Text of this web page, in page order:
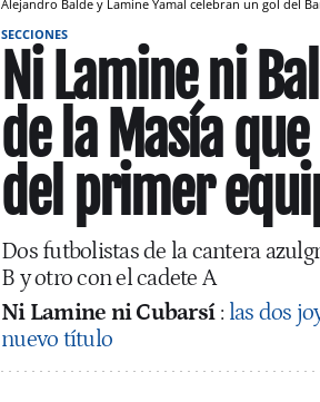
Alejandro Balde y Lamine Yamal celebran un gol del
SECCIONES
Ni Lamine ni
de la Masía
del primer
Dos futbolistas de la cantera
B y otro con el cadete A
Ni Lamine ni Cubarsí : las dos
nuevo título